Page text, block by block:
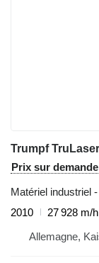
Trumpf
Prix sur demande
Matériel industriel
2010
27 928 m/h
Allemagne,